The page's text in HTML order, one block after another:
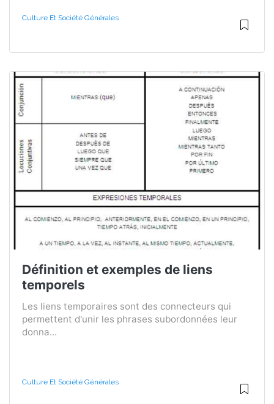
Culture Et Société Générales
Définition et exemples de liens
temporels
Les liens temporaires sont des connecteurs qui
permettent d'unir les phrases subordonnées leur
donna...
Culture Et Société Générales